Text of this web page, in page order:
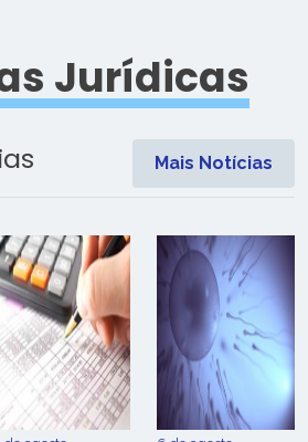
Jurídicas
Mais Notícias